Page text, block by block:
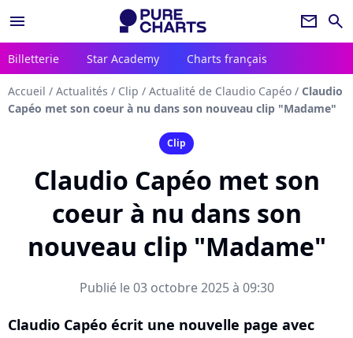
menu newsletter search
Billetterie Star Academy Charts français
Accueil / Actualités / Clip / Actualité de Claudio Capéo / Claudio
Capéo met son coeur à nu dans son nouveau clip "Madame"
Clip
Claudio Capéo met son
coeur à nu dans son
nouveau clip "Madame"
Publié le 03 octobre 2025 à 09:30
Claudio Capéo écrit une nouvelle page avec